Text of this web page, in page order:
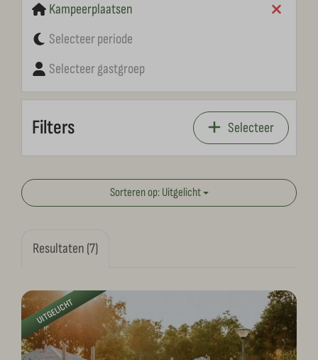
Kampeerplaatsen
Selecteer periode
Selecteer gastgroep
Filters Selecteer
Sorteren op: Uitgelicht
Resultaten (7)
UITGELICHT